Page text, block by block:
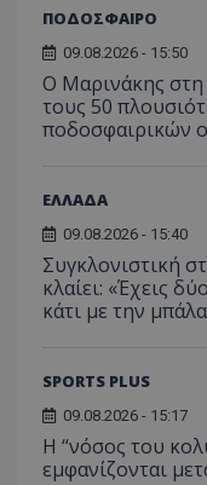
ΠΟΔΟΣΦΑΙΡΟ
09.08.2026 - 15:50
Ο Μαρινάκης στη
τους 50
ποδοσφαιρικών
ΕΛΛΑΔΑ
09.08.2026 - 15:40
Συγκλονιστική
κλαίει: «Έχεις
κάτι με την
SPORTS PLUS
09.08.2026 - 15:17
Η “νόσος του
εμφανίζονται